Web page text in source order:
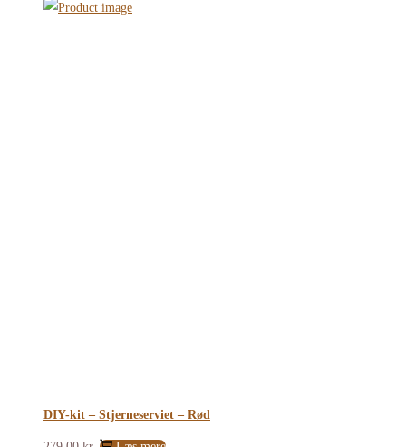
DIY-kit – Stjerneserviet – Rød